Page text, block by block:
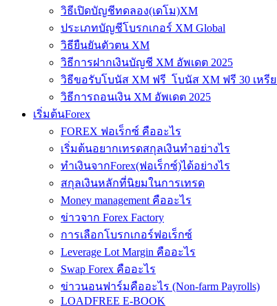
วิธีเปิดบัญชีทดลอง(เดโม)XM
ประเภทบัญชีโบรกเกอร์ XM Global
วิธียืนยันตัวตน XM
วิธีการฝากเงินบัญชี XM อัพเดต 2025
วิธีขอรับโบนัส XM ฟรี โบนัส XM ฟรี 30 เหรี
วิธีการถอนเงิน XM อัพเดต 2025
เริ่มต้นForex
FOREX ฟอเร็กซ์ คืออะไร
เริ่มต้นอยากเทรดสกุลเงินทำอย่างไร
ทำเงินจากForex(ฟอเร็กซ์)ได้อย่างไร
สกุลเงินหลักที่นิยมในการเทรด
Money management คืออะไร
ข่าวจาก Forex Factory
การเลือกโบรกเกอร์ฟอเร็กซ์
Leverage Lot Margin คืออะไร
Swap Forex คืออะไร
ข่าวนอนฟาร์มคืออะไร (Non-farm Payrolls)
LOADFREE E-BOOK